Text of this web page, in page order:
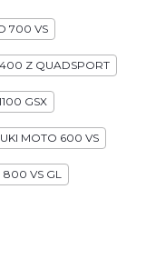
700 VS
Z QUADSPORT
GSX
MOTO 600 VS
800 VS GL